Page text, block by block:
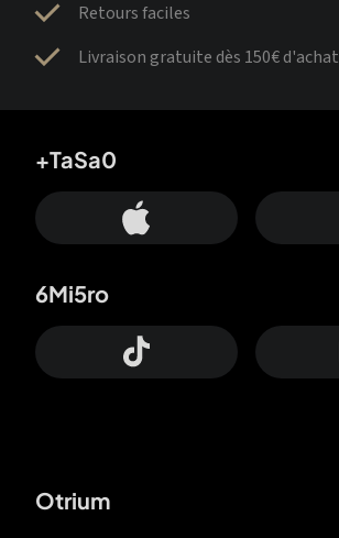
Retours faciles
Livraison gratuite dès 150€ d'achat
Otrium
+TaSa0
6Mi5ro